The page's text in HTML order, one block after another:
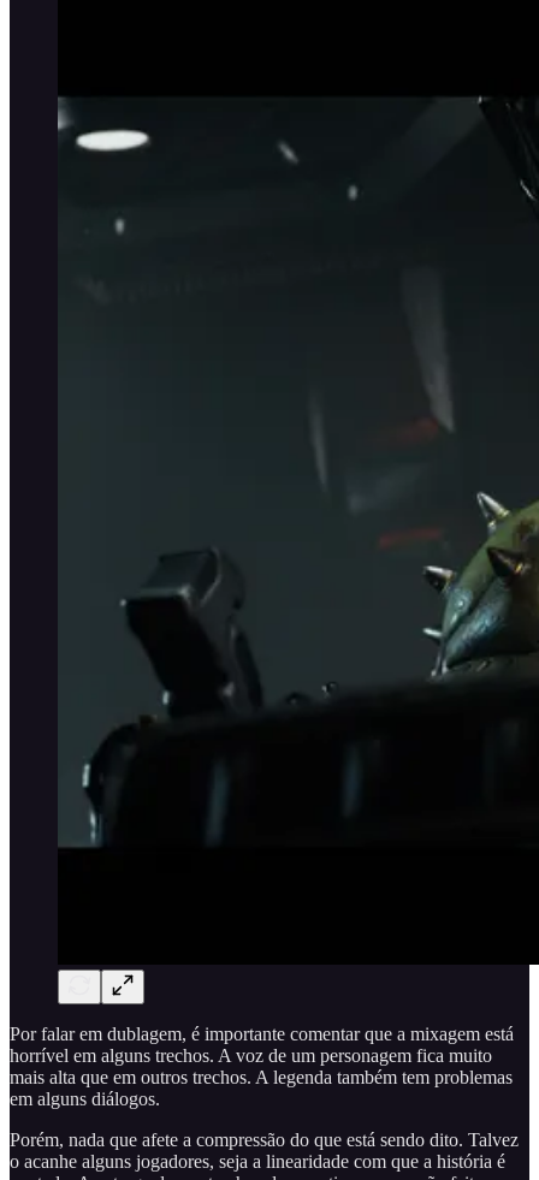
Por falar em dublagem, é importante comentar que a mixagem está
horrível em alguns trechos. A voz de um personagem fica muito
mais alta que em outros trechos. A legenda também tem problemas
em alguns diálogos.
Porém, nada que afete a compressão do que está sendo dito. Talvez
o acanhe alguns jogadores, seja a linearidade com que a história é